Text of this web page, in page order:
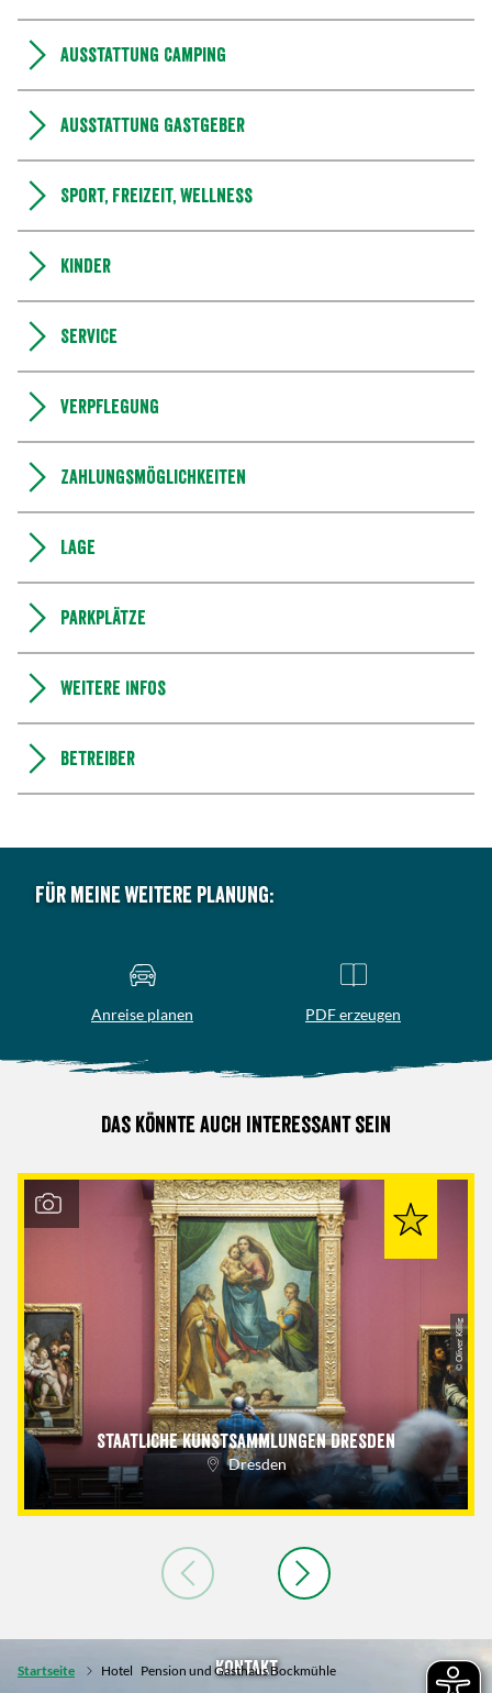
Ausstattung Camping
Ausstattung Gastgeber
Sport, Freizeit, Wellness
Kinder
Service
Verpflegung
Zahlungsmöglichkeiten
Lage
Parkplätze
Weitere Infos
Betreiber
Für meine weitere Planung:
Anreise planen PDF erzeugen
Das könnte auch interessant sein
Staatliche Kunstsammlungen Dresden
Dresden
© Oliver Killig
Startseite Hotel Pension und Gasthaus Bockmühle
Kontakt